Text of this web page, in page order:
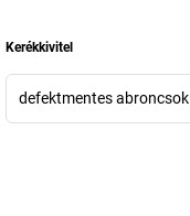
Kerékkivitel
defektmentes abroncsok